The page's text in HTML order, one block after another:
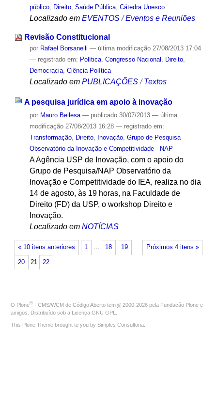
público, Direito, Saúde Pública, Cátedra Unesco
Localizado em EVENTOS /Eventos e Reuniões
Revisão Constitucional
por Rafael Borsanelli — última modificação27/08/2013 17:04
— registrado em: Política, Congresso Nacional Direito,
Democracia, Ciência Política
Localizado em PUBLICAÇÕES /Textos
A pesquisa jurídica em apoio à inovação
por Mauro Bellesa — publicado30/07/2013 — última
modificação27/08/2013 16:28 — registrado em:
Transformação, Direito, Inovação, Grupo de Pesquisa
Observatório da Inovação e Competitividade - NAP
A Agência USP de Inovação, com o apoio do
Grupo de Pesquisa/NAP Observatório da
Inovação e Competitividade do IEA, realiza no dia
14 de agosto, às 19 horas, na Faculdade de
Direito (FD) da USP, o workshop Direito e
Inovação.
Localizado em NOTÍCIAS
« 10 itens anteriores Próximos 4 itens »
1 … 18 19
20 21 22
O Plone® - CMS/WCM de Código Aberto tem © 2000-2026 pela Fundação Plone e
amigos. Distribuído sob a Licença GNU GPL
This Plone Theme brought to you by Simples Consultoria